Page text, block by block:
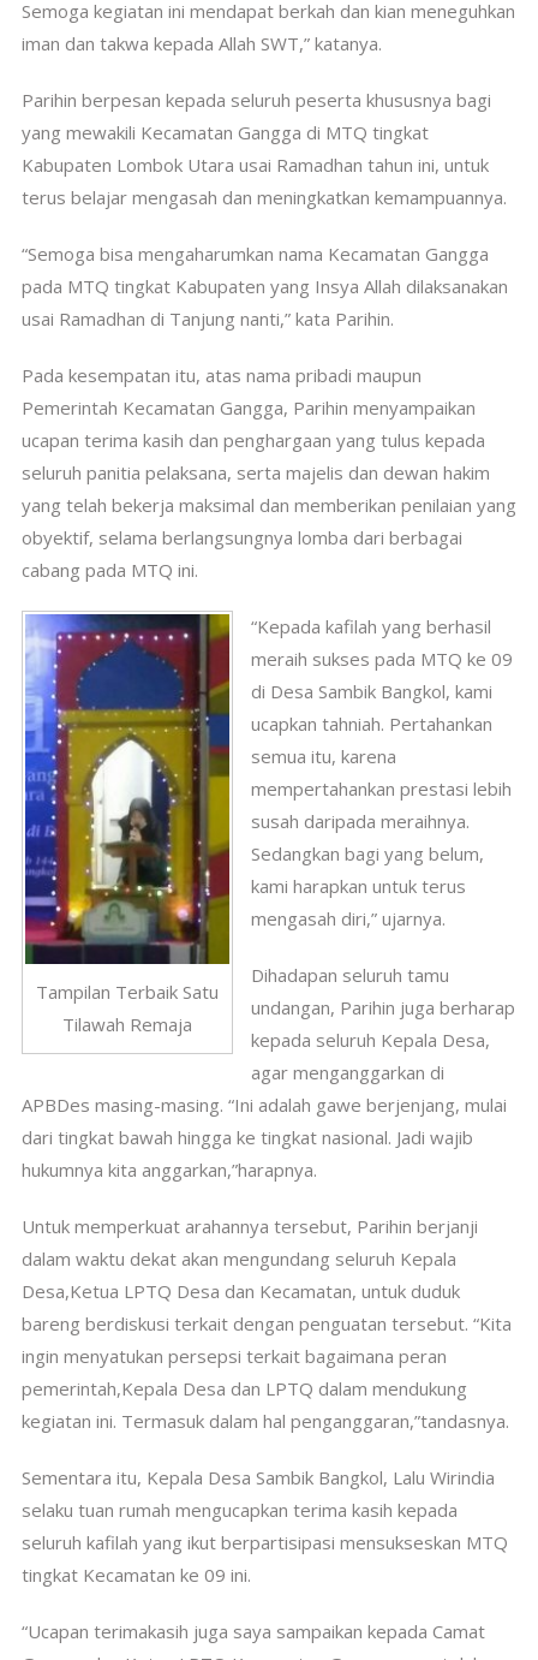
Semoga kegiatan ini mendapat berkah dan kian meneguhkan
iman dan takwa kepada Allah SWT,” katanya.
Parihin berpesan kepada seluruh peserta khususnya bagi
yang mewakili Kecamatan Gangga di MTQ tingkat
Kabupaten Lombok Utara usai Ramadhan tahun ini, untuk
terus belajar mengasah dan meningkatkan kemampuannya.
“Semoga bisa mengaharumkan nama Kecamatan Gangga
pada MTQ tingkat Kabupaten yang Insya Allah dilaksanakan
usai Ramadhan di Tanjung nanti,” kata Parihin.
Pada kesempatan itu, atas nama pribadi maupun
Pemerintah Kecamatan Gangga, Parihin menyampaikan
ucapan terima kasih dan penghargaan yang tulus kepada
seluruh panitia pelaksana, serta majelis dan dewan hakim
yang telah bekerja maksimal dan memberikan penilaian yang
obyektif, selama berlangsungnya lomba dari berbagai
cabang pada MTQ ini.
Tampilan Terbaik Satu
Tilawah Remaja
“Kepada kafilah yang berhasil
meraih sukses pada MTQ ke 09
di Desa Sambik Bangkol, kami
ucapkan tahniah. Pertahankan
semua itu, karena
mempertahankan prestasi lebih
susah daripada meraihnya.
Sedangkan bagi yang belum,
kami harapkan untuk terus
mengasah diri,” ujarnya.
Dihadapan seluruh tamu
undangan, Parihin juga berharap
kepada seluruh Kepala Desa,
agar menganggarkan di
APBDes masing-masing. “Ini adalah gawe berjenjang, mulai
dari tingkat bawah hingga ke tingkat nasional. Jadi wajib
hukumnya kita anggarkan,”harapnya.
Untuk memperkuat arahannya tersebut, Parihin berjanji
dalam waktu dekat akan mengundang seluruh Kepala
Desa,Ketua LPTQ Desa dan Kecamatan, untuk duduk
bareng berdiskusi terkait dengan penguatan tersebut. “Kita
ingin menyatukan persepsi terkait bagaimana peran
pemerintah,Kepala Desa dan LPTQ dalam mendukung
kegiatan ini. Termasuk dalam hal penganggaran,”tandasnya.
Sementara itu, Kepala Desa Sambik Bangkol, Lalu Wirindia
selaku tuan rumah mengucapkan terima kasih kepada
seluruh kafilah yang ikut berpartisipasi mensukseskan MTQ
tingkat Kecamatan ke 09 ini.
“Ucapan terimakasih juga saya sampaikan kepada Camat